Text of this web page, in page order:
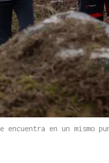
encuentra en un